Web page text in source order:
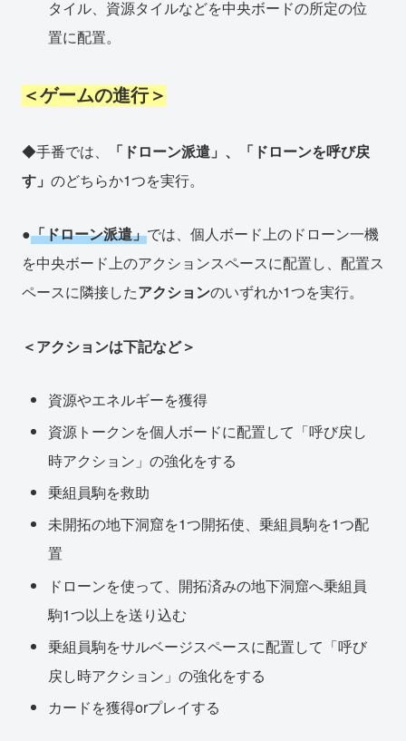
タイル、資源タイルなどを中央ボードの所定の位
置に配置。
＜ゲームの進行＞
◆手番では、
「ドローン派遣」、「ドローンを呼び戻
す」 のどちらか1つを実行。
●「ドローン派遣」では、個人ボード上のドローン一機
を中央ボード上のアクションスペースに配置し、配置ス
ペースに隣接したアクションのいずれか1つを実行。
＜アクションは下記など＞
資源やエネルギーを獲得
資源トークンを個人ボードに配置して「呼び戻し
時アクション」の強化をする
乗組員駒を救助
未開拓の地下洞窟を1つ開拓使、乗組員駒を1つ配
置
ドローンを使って、開拓済みの地下洞窟へ乗組員
駒1つ以上を送り込む
乗組員駒をサルベージスペースに配置して「呼び
戻し時アクション」の強化をする
カードを獲得orプレイする